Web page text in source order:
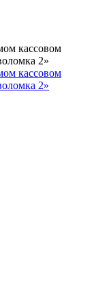
кассовом
2»
кассовом
2»